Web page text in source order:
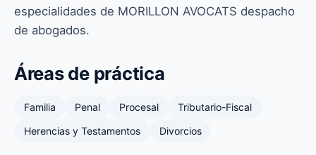
especialidades de MORILLON AVOCATS despacho
de abogados.
Áreas de práctica
Familia Penal Procesal
Tributario-Fiscal
Herencias y Testamentos
Divorcios